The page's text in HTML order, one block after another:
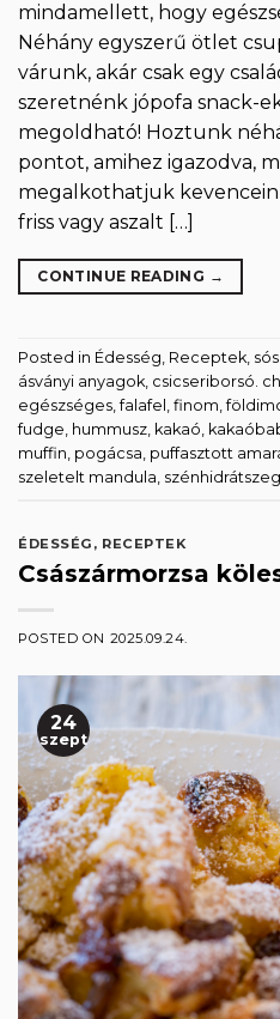
mindamellett, hogy
Néhány egyszerű ötlet
várunk, akár csak egy
szeretnénk jópofa snack-
megoldható! Hoztunk
pontot, amihez igazodva,
megalkothatjuk
friss vagy aszalt […]
CONTINUE READING →
Posted in Édesség, Receptek,
ásványi anyagok, csicseriborsó.
egészséges,falafel , finom,
fudge, hummusz, kakaó,
muffin, pogácsa, puffasztott
szeletelt mandula,
ÉDESSÉG , RECEPTEK
Császármorzsa
POSTED ON 2025.09.24.
24
szept